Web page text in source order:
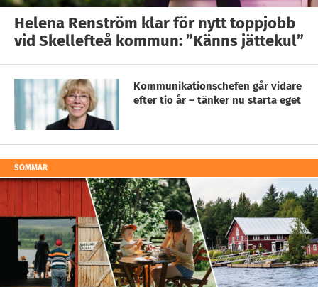
Helena Renström klar för nytt toppjobb
vid Skellefteå kommun: ”Känns jättekul”
Kommunikationschefen går vidare
efter tio år – tänker nu starta eget
SOMMAR